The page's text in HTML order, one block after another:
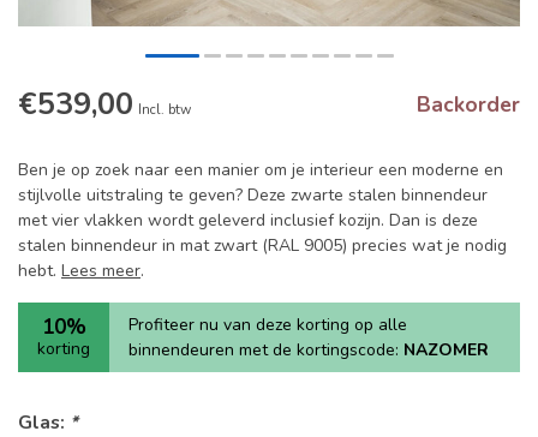
€539,00 Incl. btw Backorder
Ben je op zoek naar een manier om je interieur een moderne en
stijlvolle uitstraling te geven? Deze zwarte stalen binnendeur
met vier vlakken wordt geleverd inclusief kozijn. Dan is deze
stalen binnendeur in mat zwart (RAL 9005) precies wat je nodig
hebt. Lees meer.
10%
korting
Profiteer nu van deze korting op alle
binnendeuren met de kortingscode: NAZOMER
Glas: *